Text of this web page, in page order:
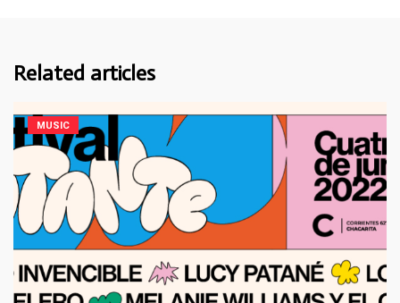
Related articles
MUSIC